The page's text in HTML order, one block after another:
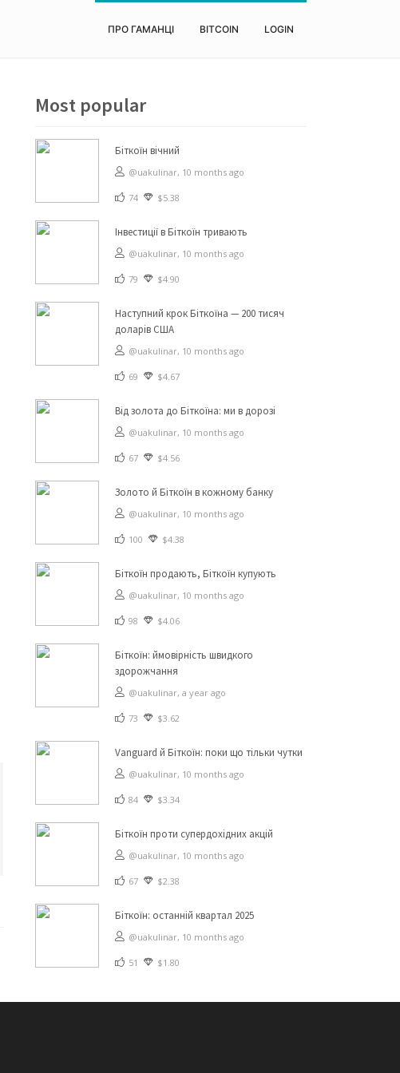
ПРО ГАМАНЦІ BITCOIN LOGIN
Most popular
Біткоїн вічний
@uakulinar, 10 months ago
74 $5.38
Інвестиції в Біткоїн тривають
@uakulinar, 10 months ago
79 $4.90
Наступний крок Біткоїна — 200 тисяч
доларів США
@uakulinar, 10 months ago
69 $4.67
Від золота до Біткоїна: ми в дорозі
@uakulinar, 10 months ago
67 $4.56
Золото й Біткоїн в кожному банку
@uakulinar, 10 months ago
100 $4.38
Біткоїн продають, Біткоїн купують
@uakulinar, 10 months ago
98 $4.06
Біткоїн: ймовірність швидкого
здорожчання
@uakulinar, a year ago
73 $3.62
Vanguard й Біткоїн: поки що тільки чутки
@uakulinar, 10 months ago
84 $3.34
Біткоїн проти супердохідних акцій
@uakulinar, 10 months ago
67 $2.38
Біткоїн: останній квартал 2025
@uakulinar, 10 months ago
51 $1.80